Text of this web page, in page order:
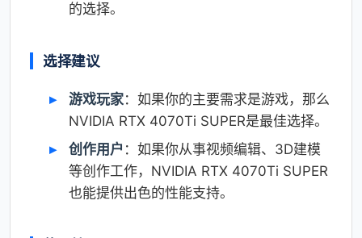
的选择。
选择建议
游戏玩家：如果你的主要需求是游戏，那么
NVIDIA RTX 4070Ti SUPER是最佳选择。
创作用户 ：如果你从事视频编辑、3D建模
等创作工作，NVIDIA RTX 4070Ti SUPER
也能提供出色的性能支持。